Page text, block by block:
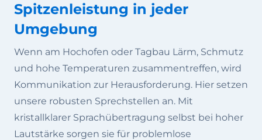
Spitzenleistung in jeder
Umgebung
Wenn am Hochofen oder Tagbau Lärm, Schmutz
und hohe Temperaturen zusammentreffen, wird
Kommunikation zur Herausforderung. Hier setzen
unsere robusten Sprechstellen an. Mit
kristallklarer Sprachübertragung selbst bei hoher
Lautstärke sorgen sie für problemlose